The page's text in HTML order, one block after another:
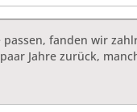
passen, fanden wir
Jahre zurück,